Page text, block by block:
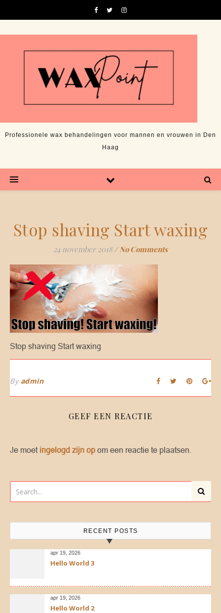
Professionele wax behandelingen voor mannen en vrouwen in Den
Haag
Stop shaving Start waxing
24 november 2018 / No Comments
Stop shaving Start waxing
By admin
GEEF EEN REACTIE
Je moet ingelogd zijn op om een reactie te plaatsen.
RECENT POSTS
apr 19, 2026
Hello World 3
apr 19, 2026
Hello World 2